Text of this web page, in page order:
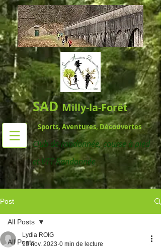
SAD Milly-la-Forêt
Sports, Aventures, Découvertes
Club de randonnée,course à pied
et VTT Randonnée
Post
All Posts
All Posts
Lydia ROIG
18 nov. 2023 0 min de lecture